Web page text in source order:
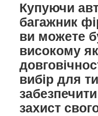
Купуючи
багажник
ви можете
високому
вибір для
захист